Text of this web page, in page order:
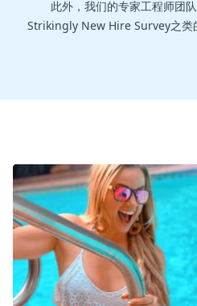
此外，我们的专家工程师团
Strikingly New Hire Survey之类